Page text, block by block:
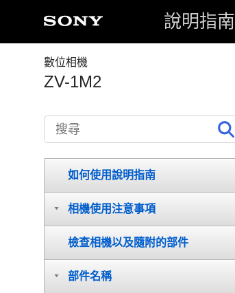
說明指南
數位相機
ZV-1M2
如何使用說明指南
相機使用注意事項
檢查相機以及隨附的部件
部件名稱